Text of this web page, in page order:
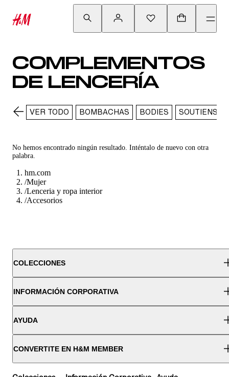
COMPLEMENTOS
DE LENCERÍA
VER TODO BOMBACHAS BODIES SOUTIENS
No hemos encontrado ningún resultado. Inténtalo de nuevo con otra
palabra.
hm.com
/Mujer
/Lenceria y ropa interior
/Accesorios
COLECCIONES
INFORMACIÓN CORPORATIVA
AYUDA
CONVERTITE EN H&M MEMBER